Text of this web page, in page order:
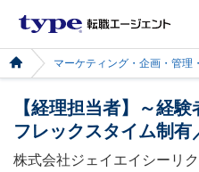
マーケティング・企画・管理
【経理担当者】～経
フレックスタイム制有
株式会社ジェイエイシーリ